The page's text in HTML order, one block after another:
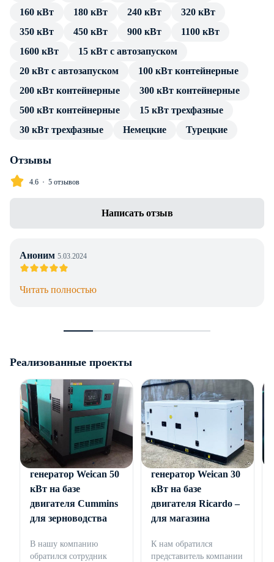
источника тока. Подключение потребителя производится
посредством стандартных разъемов, без трансформатора и
В каталоге товаров компании Энерджи Групп — только
генератор Aksa AD-750 в кожухе с АВР имеет весь пакет
технической документации и продолжительную гарантию
производителя. Профессиональные консультации по
предоставляем в полном объеме без дополнительной
компанией, инженерное сопровождение проекта.
160 кВт
180 кВт 240 кВт
320 кВт
350 кВт
450 кВт 900 кВт
1100 кВт
1600 кВт
15 кВт с автозапуском
20 кВт с автозапуском
100 кВт контейнерные
200 кВт контейнерные
300 кВт контейнерные
500 кВт контейнерные
15 кВт трехфазные
30 кВт трехфазные
Немецкие Турецкие
Отзывы
4.6 5 отзывов
Написать отзыв
Аноним 5.03.2024
Читать полностью
Реализованные проекты
Дизельный
генератор Weican 50
кВт на базе
двигателя Cummins
для зерноводства
В нашу компанию
обратился сотрудник
Дизельный
генератор Weican 30
кВт на базе
двигателя Ricardo –
для магазина
К нам обратился
представитель компании